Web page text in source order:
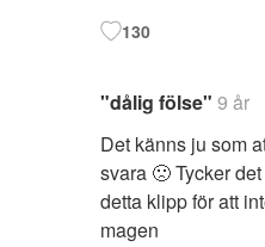
130
"dålig fölse" 9 år
Det känns ju som
svara 🙁 Tycker
detta klipp för att
magen